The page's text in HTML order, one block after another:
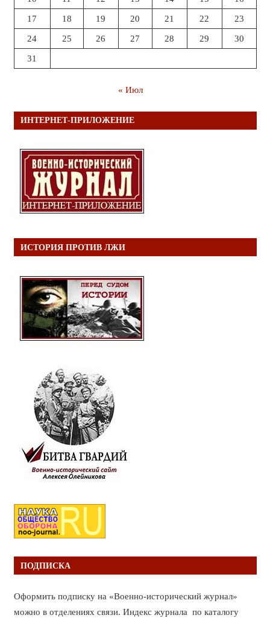
17 18 19 20 21 22 23
24 25 26 27 28 29 30
31
« Июл
ИНТЕРНЕТ-ПРИЛОЖЕНИЕ
ИСТОРИЯ ПРОТИВ ЛЖИ
ПОДПИСКА
Оформить подписку на «Военно-исторический журнал»
можно в отделениях связи. Индекс журнала по каталогу